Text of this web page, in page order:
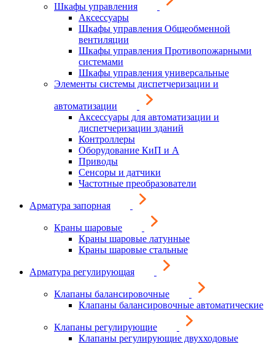
Шкафы управления
Аксессуары
Шкафы управления Общеобменной
вентиляции
Шкафы управления Противопожарными
системами
Шкафы управления универсальные
Элементы системы диспетчеризации и
автоматизации
Аксессуары для автоматизации и
диспетчеризации зданий
Контроллеры
Оборудование КиП и А
Приводы
Сенсоры и датчики
Частотные преобразователи
Арматура запорная
Краны шаровые
Краны шаровые латунные
Краны шаровые стальные
Арматура регулирующая
Клапаны балансировочные
Клапаны балансировочные автоматические
Клапаны регулирующие
Клапаны регулирующие двухходовые